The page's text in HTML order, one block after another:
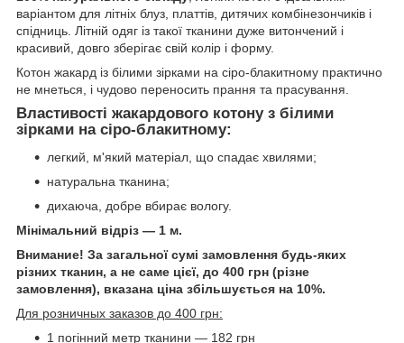
варіантом для літніх блуз, платтів, дитячих комбінезончиків і
спідниць. Літній одяг із такої тканини дуже витончений і
красивий, довго зберігає свій колір і форму.
Котон жакард із білими зірками на сіро-блакитному практично
не мнеться, і чудово переносить прання та прасування.
Властивості жакардового котону з білими
зірками на сіро-блакитному:
легкий, м'який матеріал, що спадає хвилями;
натуральна тканина;
дихаюча, добре вбирає вологу.
Мінімальний відріз — 1 м.
Внимание! За загальної сумі замовлення будь-яких
різних тканин, а не саме цієї, до 400 грн (різне
замовлення), вказана ціна збільшується на 10%.
Для розничных заказов до 400 грн:
1 погінний метр тканини — 182 грн